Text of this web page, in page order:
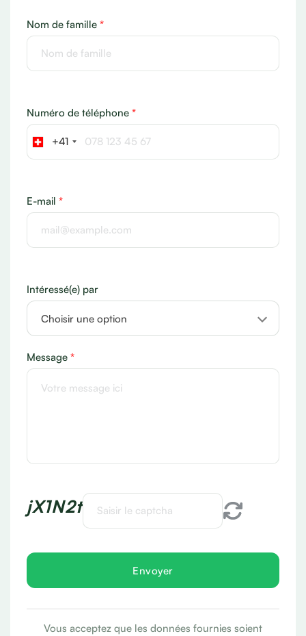
Nom de famille *
Numéro de téléphone *
+41
E-mail *
Intéressé(e) par
Choisir une option
Message *
jX1N2t
Vous acceptez que les données fournies soient